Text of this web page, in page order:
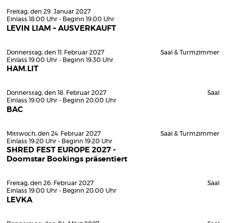
Freitag, den 29. Januar 2027
Einlass 18:00 Uhr - Beginn 19:00 Uhr
LEVIN LIAM – AUSVERKAUFT
Donnerstag, den 11. Februar 2027
Einlass 19:00 Uhr - Beginn 19:30 Uhr
HAM.LIT
Saal & Turmzimmer
Donnerstag, den 18. Februar 2027
Einlass 19:00 Uhr - Beginn 20:00 Uhr
BAC
Saal
Mittwoch, den 24. Februar 2027
Einlass 19:20 Uhr - Beginn 19:20 Uhr
SHRED FEST EUROPE 2027 -
Doomstar Bookings präsentiert
Saal & Turmzimmer
Freitag, den 26. Februar 2027
Einlass 19:00 Uhr - Beginn 20:00 Uhr
LEVKA
Saal